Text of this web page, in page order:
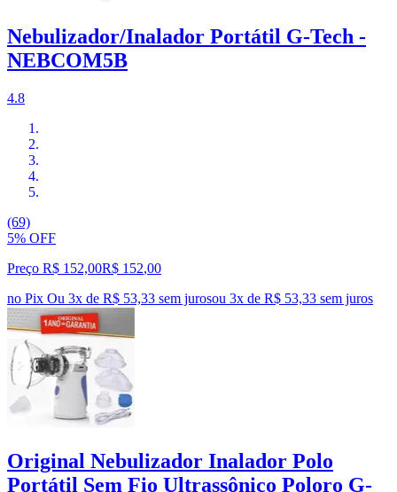
Nebulizador/Inalador Portátil G-Tech -
NEBCOM5B
4.8
(69)
5% OFF
Preço R$ 152,00R$ 152,00
no Pix Ou 3x de R$ 53,33 sem jurosou 3x de R$ 53,33 sem juros
Original Nebulizador Inalador Polo
Portátil Sem Fio Ultrassônico Poloro G-